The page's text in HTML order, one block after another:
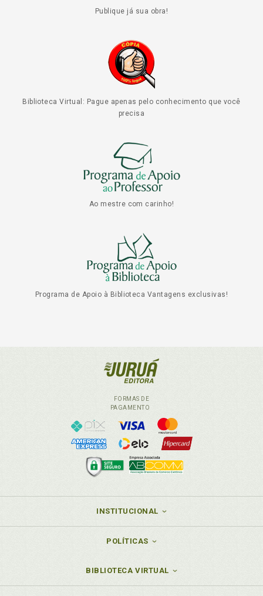
Publique já sua obra!
Biblioteca Virtual: Pague apenas pelo conhecimento que você
precisa
Ao mestre com carinho!
Programa de Apoio à Biblioteca Vantagens exclusivas!
FORMAS DE
PAGAMENTO
INSTITUCIONAL
POLÍTICAS
BIBLIOTECA VIRTUAL